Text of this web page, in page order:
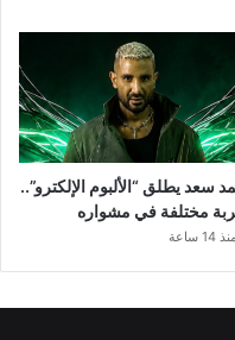
سعد يطلق “الألبوم الإلكترو”..
مختلفة في مشواره
منذ 14 ساعة